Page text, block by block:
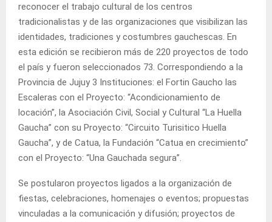
reconocer el trabajo cultural de los centros
tradicionalistas y de las organizaciones que visibilizan las
identidades, tradiciones y costumbres gauchescas. En
esta edición se recibieron más de 220 proyectos de todo
el país y fueron seleccionados 73. Correspondiendo a la
Provincia de Jujuy 3 Instituciones: el Fortin Gaucho las
Escaleras con el Proyecto: “Acondicionamiento de
locación”, la Asociación Civil, Social y Cultural “La Huella
Gaucha” con su Proyecto: “Circuito Turisitico Huella
Gaucha”, y de Catua, la Fundación “Catua en crecimiento”
con el Proyecto: “Una Gauchada segura”.
Se postularon proyectos ligados a la organización de
fiestas, celebraciones, homenajes o eventos; propuestas
vinculadas a la comunicación y difusión; proyectos de